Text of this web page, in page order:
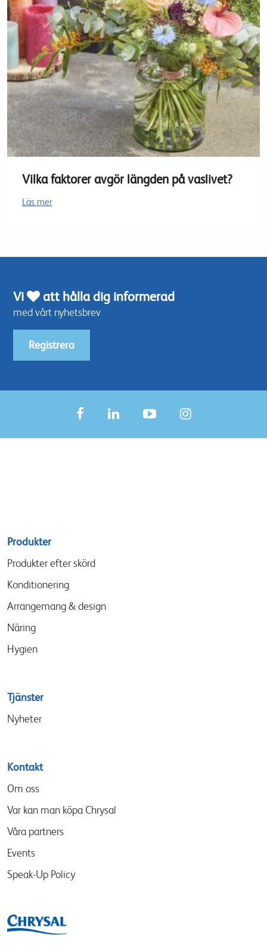
Vilka faktorer avgör längden på vaslivet?
Läs mer
Vi att hålla dig informerad
med vårt nyhetsbrev
Registrera
Sitemap
menu
Produkter
Produkter efter skörd
Konditionering
Arrangemang & design
Näring
Hygien
Tjänster
Nyheter
Kontakt
Om oss
Var kan man köpa Chrysal
Våra partners
Events
Speak-Up Policy